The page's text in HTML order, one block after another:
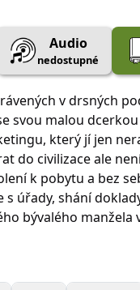
Audio
nedostupné
v drsných
svou malou
který jí jen
do civilizace ale
k pobytu a bez
s úřady, shání
bývalého manžela